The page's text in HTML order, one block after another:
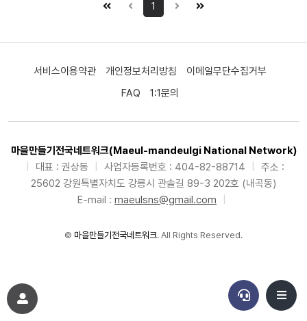
1
서비스이용약관 개인정보처리방침
이메일무단수집거부
FAQ
1:1문의
마을만들기전국네트워크(Maeul-mandeulgi National Network)
대표 : 권상동 사업자등록번호 : 404-82-88714
주소 :
25602 강원특별자치도 강릉시 관솔길 89-3 202호 (내곡동)
E-mail : maeulsns@gmail.com
© 마을만들기전국네트워크. All Rights Reserved.